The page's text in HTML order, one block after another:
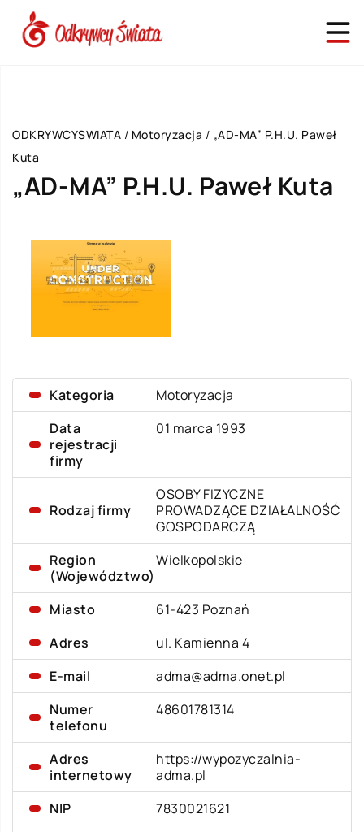
ODKRYWCYSWIATA / Motoryzacja / „AD-MA” P.H.U. Paweł
Kuta
„AD-MA” P.H.U. Paweł Kuta
Kategoria
Motoryzacja
Data
rejestracji
firmy
01 marca 1993
Rodzaj firmy
OSOBY FIZYCZNE
PROWADZĄCE DZIAŁALNOŚĆ
GOSPODARCZĄ
Region
(Województwo)
Wielkopolskie
Miasto
61-423 Poznań
Adres
ul. Kamienna 4
E-mail
adma@adma.onet.pl
Numer
telefonu
48601781314
Adres
internetowy
https://wypozyczalnia-
adma.pl
NIP
7830021621